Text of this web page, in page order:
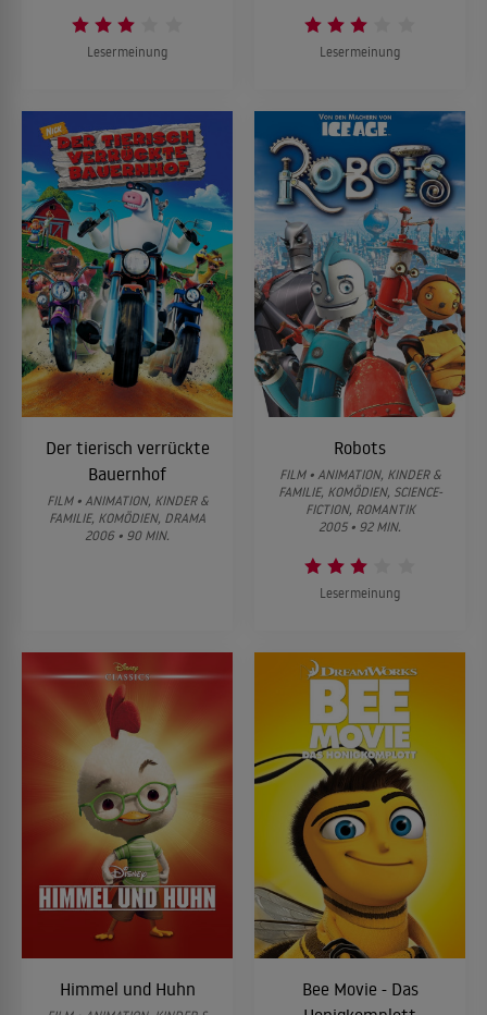
Lesermeinung Lesermeinung
Der tierisch verrückte
Bauernhof
FILM • ANIMATION, KINDER &
FAMILIE, KOMÖDIEN, DRAMA
2006 • 90 MIN.
Robots
FILM • ANIMATION, KINDER &
FAMILIE, KOMÖDIEN, SCIENCE-
FICTION, ROMANTIK
2005 • 92 MIN.
Lesermeinung
Himmel und Huhn
Bee Movie - Das